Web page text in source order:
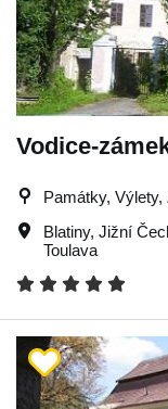
Vodice-
Památky,
Blatiny, Jižní
Toulava